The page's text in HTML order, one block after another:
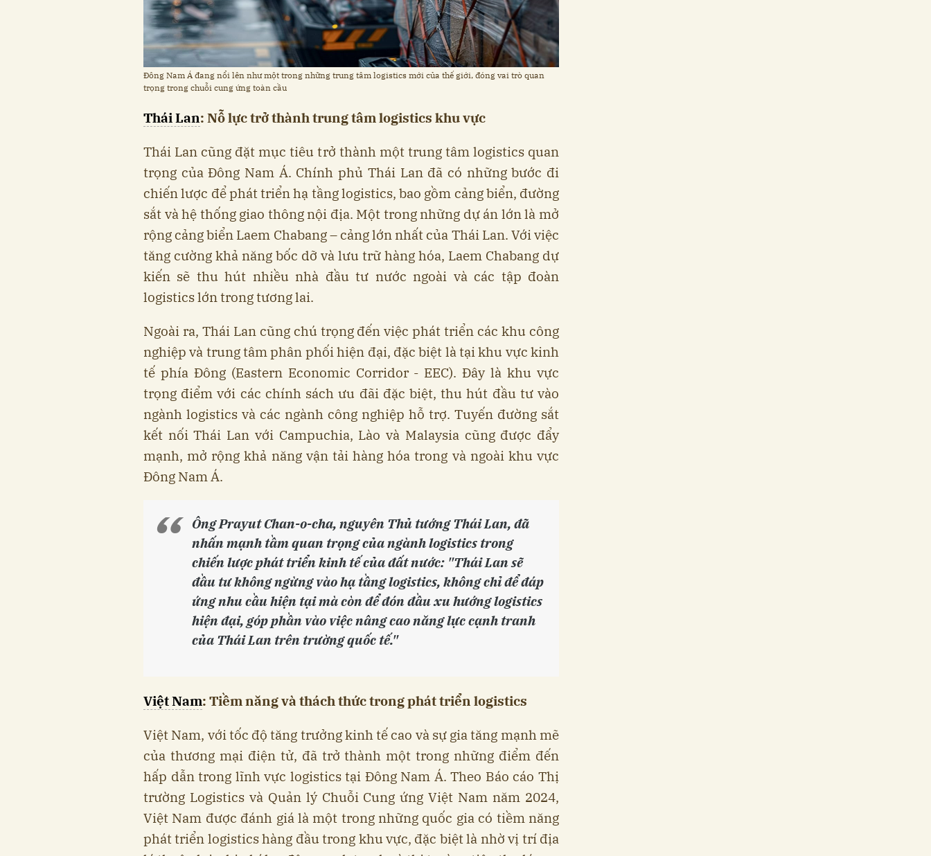
Đông Nam Á đang nổi lên như một trong những trung tâm logistics mới của thế giới, đóng vai trò quan
trọng trong chuỗi cung ứng toàn cầu
Thái Lan: Nỗ lực trở thành trung tâm logistics khu vực
Thái Lan cũng đặt mục tiêu trở thành một trung tâm logistics quan
trọng của Đông Nam Á. Chính phủ Thái Lan đã có những bước đi
chiến lược để phát triển hạ tầng logistics, bao gồm cảng biển, đường
sắt và hệ thống giao thông nội địa. Một trong những dự án lớn là mở
rộng cảng biển Laem Chabang – cảng lớn nhất của Thái Lan. Với việc
tăng cường khả năng bốc dỡ và lưu trữ hàng hóa, Laem Chabang dự
kiến sẽ thu hút nhiều nhà đầu tư nước ngoài và các tập đoàn
logistics lớn trong tương lai.
Ngoài ra, Thái Lan cũng chú trọng đến việc phát triển các khu công
nghiệp và trung tâm phân phối hiện đại, đặc biệt là tại khu vực kinh
tế phía Đông (Eastern Economic Corridor - EEC). Đây là khu vực
trọng điểm với các chính sách ưu đãi đặc biệt, thu hút đầu tư vào
ngành logistics và các ngành công nghiệp hỗ trợ. Tuyến đường sắt
kết nối Thái Lan với Campuchia, Lào và Malaysia cũng được đẩy
mạnh, mở rộng khả năng vận tải hàng hóa trong và ngoài khu vực
Đông Nam Á.
Ông Prayut Chan-o-cha, nguyên Thủ tướng Thái Lan, đã
nhấn mạnh tầm quan trọng của ngành logistics trong
chiến lược phát triển kinh tế của đất nước: "Thái Lan sẽ
đầu tư không ngừng vào hạ tầng logistics, không chỉ để đáp
ứng nhu cầu hiện tại mà còn để đón đầu xu hướng logistics
hiện đại, góp phần vào việc nâng cao năng lực cạnh tranh
của Thái Lan trên trường quốc tế."
Việt Nam: Tiềm năng và thách thức trong phát triển logistics
Việt Nam, với tốc độ tăng trưởng kinh tế cao và sự gia tăng mạnh mẽ
của thương mại điện tử, đã trở thành một trong những điểm đến
hấp dẫn trong lĩnh vực logistics tại Đông Nam Á. Theo Báo cáo Thị
trường Logistics và Quản lý Chuỗi Cung ứng Việt Nam năm 2024,
Việt Nam được đánh giá là một trong những quốc gia có tiềm năng
phát triển logistics hàng đầu trong khu vực, đặc biệt là nhờ vị trí địa